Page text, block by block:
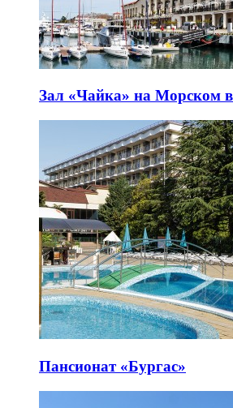
Зал «Чайка» на Морском
Пансионат «Бургас»